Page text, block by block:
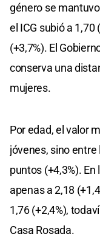
género se
el ICG subió a 1,70
(+3,7%). El
conserva una
mujeres.
Por edad, el valor
jóvenes, sino
puntos (+4,3%).
apenas a 2,18
1,76 (+2,4%),
Casa Rosada.